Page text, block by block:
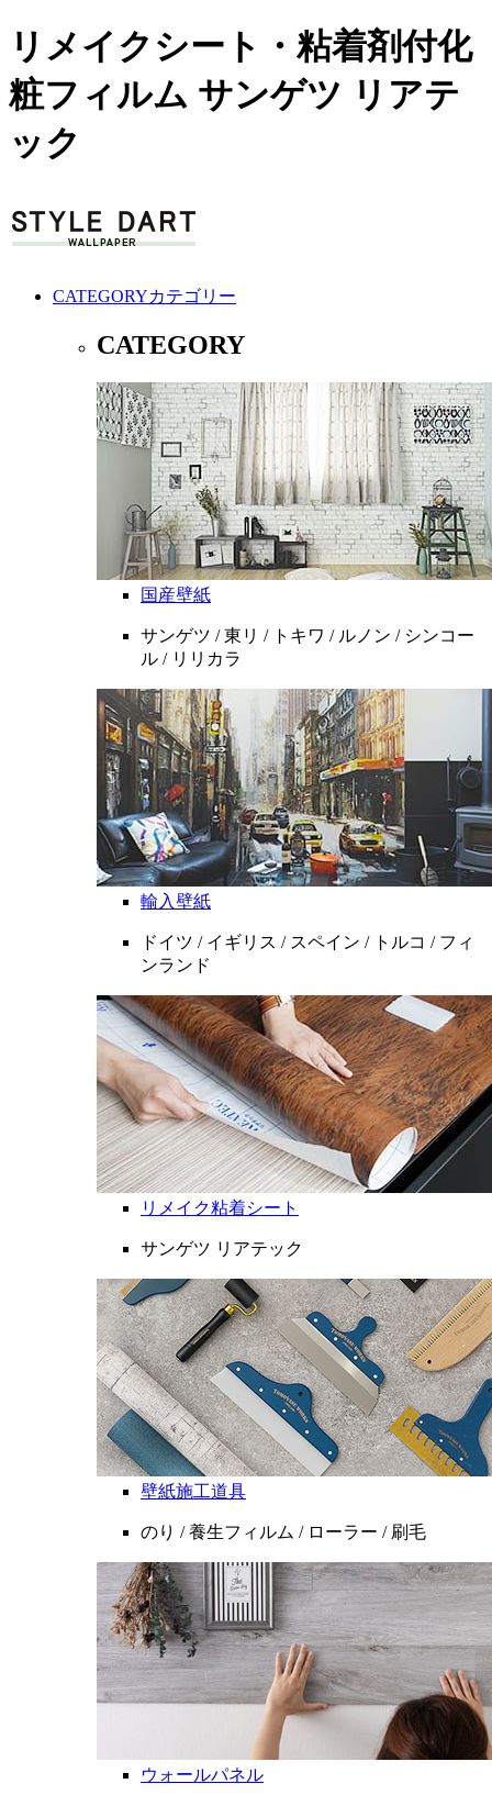
リメイクシート・粘着剤付化
粧フィルム サンゲツ リアテ
ック
CATEGORYカテゴリー
CATEGORY
国産壁紙
サンゲツ / 東リ / トキワ / ルノン / シンコー
ル / リリカラ
輸入壁紙
ドイツ / イギリス / スペイン / トルコ / フィ
ンランド
リメイク粘着シート
サンゲツ リアテック
壁紙施工道具
のり / 養生フィルム / ローラー / 刷毛
ウォールパネル